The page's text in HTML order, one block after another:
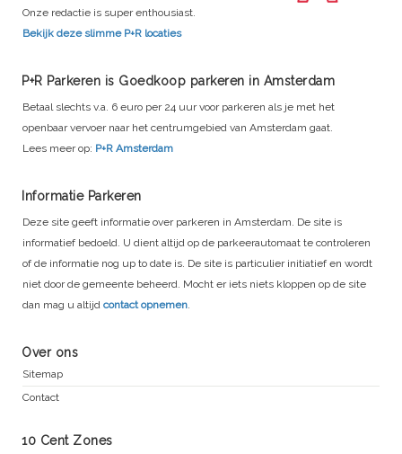
Onze redactie is super enthousiast.
Bekijk deze slimme P+R locaties
P+R Parkeren is Goedkoop parkeren in Amsterdam
Betaal slechts v.a. 6 euro per 24 uur voor parkeren als je met het
openbaar vervoer naar het centrumgebied van Amsterdam gaat.
Lees meer op: P+R Amsterdam
Informatie Parkeren
Deze site geeft informatie over parkeren in Amsterdam. De site is
informatief bedoeld. U dient altijd op de parkeerautomaat te controleren
of de informatie nog up to date is. De site is particulier initiatief en wordt
niet door de gemeente beheerd. Mocht er iets niets kloppen op de site
dan mag u altijd contact opnemen.
Over ons
Sitemap
Contact
10 Cent Zones